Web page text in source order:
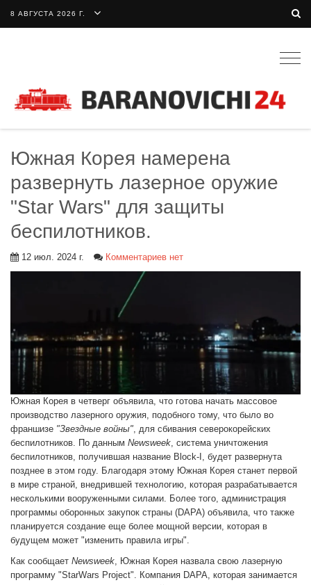
8 АВГУСТА 2026 Г.
Южная Корея намерена
развернуть лазерное оружие
"Star Wars" для защиты
беспилотников.
12 июл. 2024 г. Комментариев нет
Южная Корея в четверг объявила, что готова начать массовое
производство лазерного оружия, подобного тому, что было во
франшизе "Звездные войны", для сбивания северокорейских
беспилотников. По данным Newsweek, система уничтожения
беспилотников, получившая название Block-I, будет развернута
позднее в этом году. Благодаря этому Южная Корея станет первой
в мире страной, внедрившей технологию, которая разрабатывается
несколькими вооруженными силами. Более того, администрация
программы оборонных закупок страны (DAPA) объявила, что также
планируется создание еще более мощной версии, которая в
будущем может "изменить правила игры".
Как сообщает Newsweek, Южная Корея назвала свою лазерную
программу "StarWars Project". Компания DAPA, которая занимается